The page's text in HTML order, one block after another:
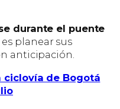
durante el puente
planear sus
anticipación.
ciclovía de Bogotá